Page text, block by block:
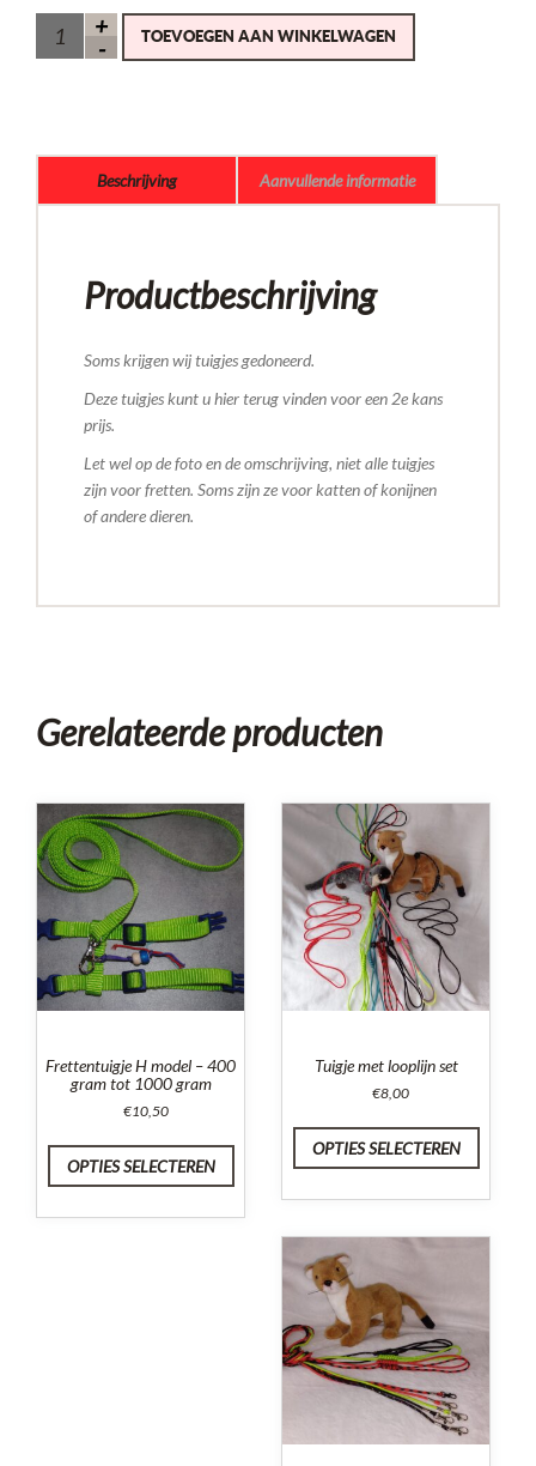
TOEVOEGEN AAN WINKELWAGEN
Beschrijving Aanvullende informatie
Productbeschrijving
Soms krijgen wij tuigjes gedoneerd.
Deze tuigjes kunt u hier terug vinden voor een 2e kans
prijs.
Let wel op de foto en de omschrijving, niet alle tuigjes
zijn voor fretten. Soms zijn ze voor katten of konijnen
of andere dieren.
Gerelateerde producten
Frettentuigje H model – 400
gram tot 1000 gram
€10,50
OPTIES SELECTEREN
Tuigje met looplijn set
€8,00
OPTIES SELECTEREN